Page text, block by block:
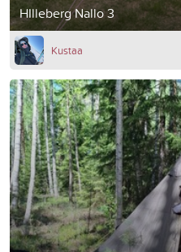
HIlleberg Nallo 3
Kustaa